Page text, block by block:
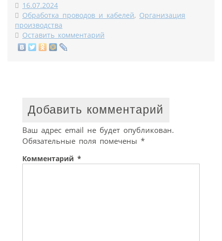
16.07.2024
Обработка проводов и кабелей, Организация
производства
Оставить комментарий
Добавить комментарий
Ваш адрес email не будет опубликован.
Обязательные поля помечены *
Комментарий *